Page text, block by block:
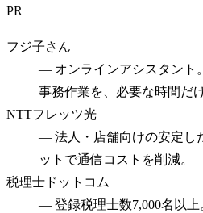
PR
フジ子さん
— オンラインアシスタント
事務作業を、必要な時間だ
NTTフレッツ光
— 法人・店舗向けの安定し
ットで通信コストを削減。
税理士ドットコム
— 登録税理士数7,000名以